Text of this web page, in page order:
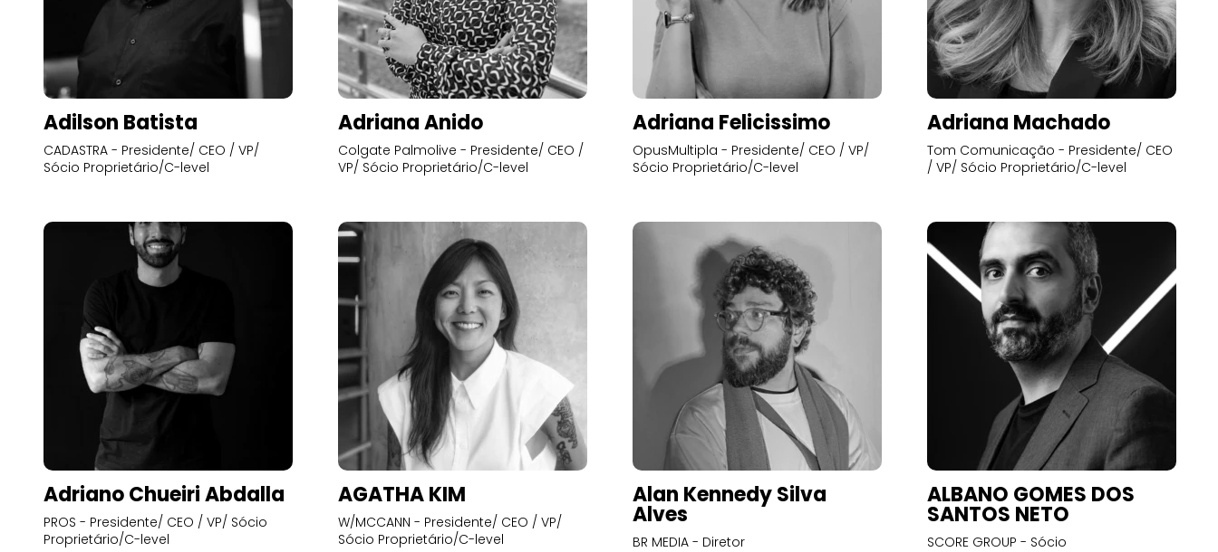
Adilson Batista
CADASTRA - Presidente/ CEO / VP/
Sócio Proprietário/C-level
Adriana Anido
Colgate Palmolive - Presidente/ CEO /
VP/ Sócio Proprietário/C-level
Adriana Felicissimo
OpusMultipla - Presidente/ CEO / VP/
Sócio Proprietário/C-level
Adriana Machado
Tom Comunicação - Presidente/ CEO
/ VP/ Sócio Proprietário/C-level
Adriano Chueiri Abdalla
PROS - Presidente/ CEO / VP/ Sócio
Proprietário/C-level
AGATHA KIM
W/MCCANN - Presidente/ CEO / VP/
Sócio Proprietário/C-level
Alan Kennedy Silva
Alves
BR MEDIA - Diretor
ALBANO GOMES DOS
SANTOS NETO
SCORE GROUP - Sócio